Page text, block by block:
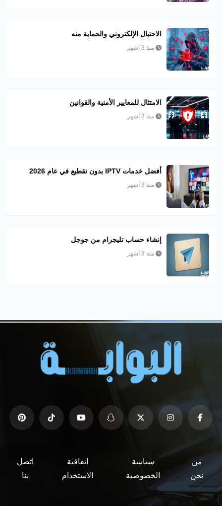
الاحتيال الإلكتروني والحماية منه
منذ 3 أشهر
الامتثال للمعايير الأمنية والقوانين
منذ 3 أشهر
أفضل خدمات IPTV بدون تقطيع في عام 2026
منذ 3 أشهر
إنشاء حساب تليجرام من جوجل
منذ 3 أشهر
من
نحن
سياسة
الخصوصية
اتفاقية
الاستخدام
اتصل
بنا